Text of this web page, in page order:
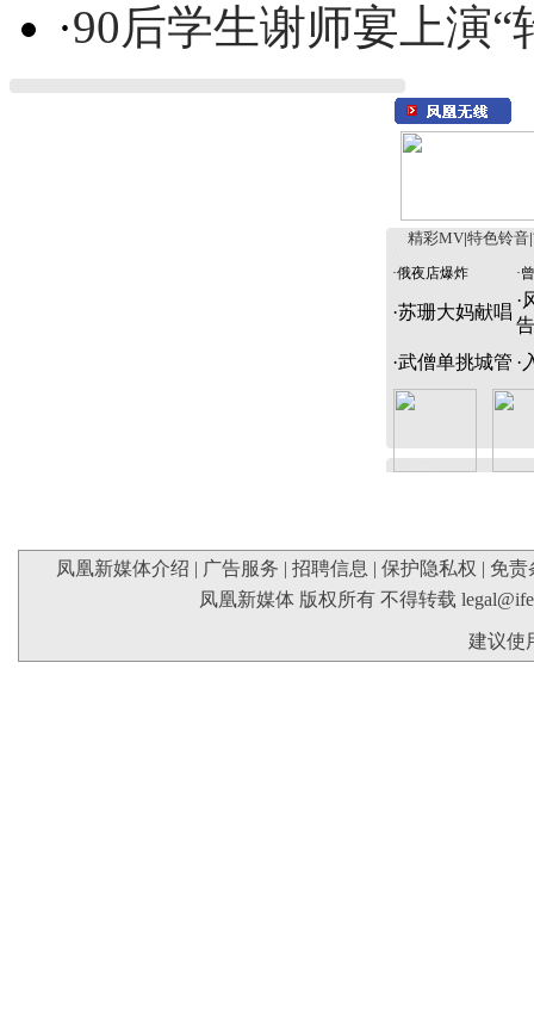
·90后学生谢师宴上演“
精彩MV 特色铃音
·俄夜店爆炸 ·
·苏珊大妈献唱
·
告
·武僧单挑城管 ·
凤凰新媒体介绍 | 广告服务 | 招聘信息 | 保护隐私权 | 免责
凤凰新媒体 版权所有 不得转载
建议使